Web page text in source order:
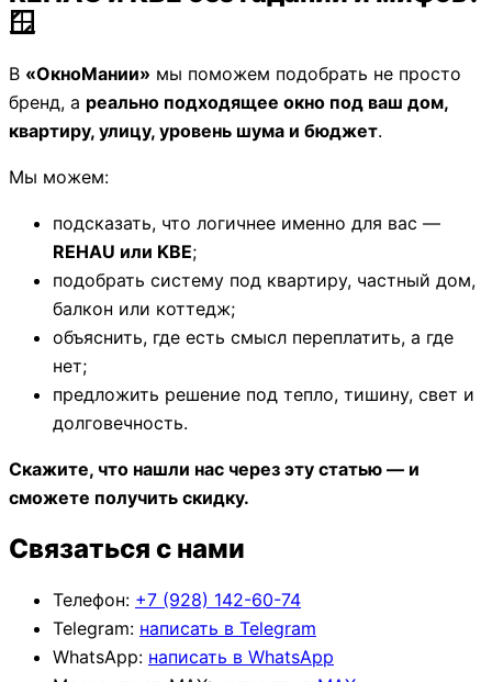
🪟
В «ОкноМании» мы поможем подобрать не просто
бренд, а реально подходящее окно под ваш дом,
квартиру, улицу, уровень шума и бюджет.
Мы можем:
подсказать, что логичнее именно для вас —
REHAU или KBE;
подобрать систему под квартиру, частный дом,
балкон или коттедж;
объяснить, где есть смысл переплатить, а где
нет;
предложить решение под тепло, тишину, свет и
долговечность.
Скажите, что нашли нас через эту статью — и
сможете получить скидку.
Связаться с нами
Телефон: +7 (928) 142-60-74
Telegram: написать в Telegram
WhatsApp: написать в WhatsApp